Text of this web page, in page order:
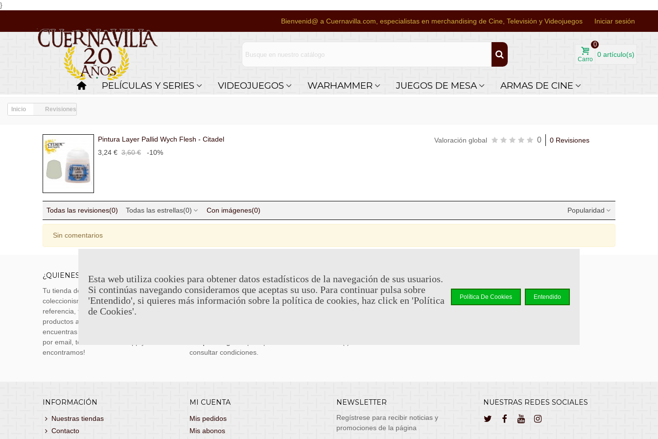
}
Bienvenid@ a Cuernavilla.com, especialistas en merchandising de Cine, Televisión y Videojuegos Iniciar sesión
Carro
0
0 artículo(s)
PELÍCULAS Y SERIES VIDEOJUEGOS WARHAMMER JUEGOS DE MESA ARMAS DE CINE
Inicio Revisiones
Pintura Layer Pallid Wych Flesh - Citadel
3,24 € 3,60 € -10%
Valoración global 0 0 Revisiones
Todas las revisiones(0) Todas las estrellas(0) Con imágenes(0) Popularidad
Sin comentarios
¿QUIENES SOMOS?
Tu tienda de merchandising, artículos de
coleccionismo y réplicas históricas de
referencia, tenemos una gran variedad de
productos a los mejores precios. Si no
encuentras lo que buscas, danos un toque
por email, teléfono o Whatsapp y te lo
encontramos!
ENVÍOS Y DEVOLUCIONES
Envíos muy económicos en 24h a través de diversos
transportistas, entrega de lunes a viernes no festivos, si
consultar condiciones.
Teléfono y Whatsapp +34 644 110 737
email: atencionalcliente@cuernavilla.com
INFORMACIÓN
Nuestras tiendas
Contacto
MI CUENTA
Mis pedidos
Mis abonos
NEWSLETTER
Regístrese para recibir noticias y
promociones de la página
NUESTRAS REDES SOCIALES
Esta web utiliza cookies para obtener datos estadísticos de la navegación de sus usuarios.
Si continúas navegando consideramos que aceptas su uso. Para continuar pulsa sobre
'Entendido', si quieres más información sobre la política de cookies, haz click en 'Política
de Cookies'.
Política De Cookies Entendido